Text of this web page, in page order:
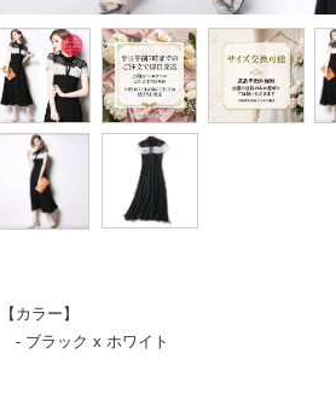
【カラー】
- ブラック x ホワイト